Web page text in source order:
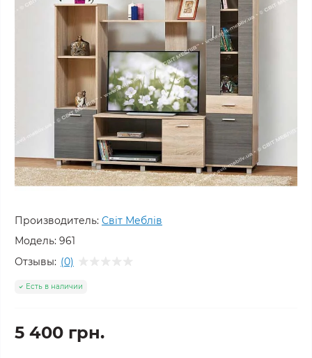
Производитель: Світ Меблів
Модель: 961
Отзывы: (0)
Есть в наличии
5 400 грн.